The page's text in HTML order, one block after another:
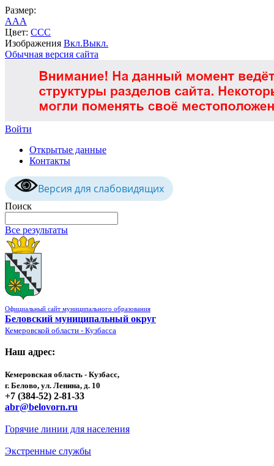
Размер:
AAA
Цвет: CCC
Изображения Вкл.Выкл.
Обычная версия сайта
Войти
Открытые данные
Контакты
Версия для слабовидящих
Поиск
Все результаты
Официальный сайт муниципального образования
Беловский муниципальный округ
Кемеровской области - Кузбасса
Наш адрес:
Кемеровская область - Кузбасс,
г. Белово, ул. Ленина, д. 10
+7 (384-52) 2-81-33
abr@belovorn.ru
Горячие линии для населения
Экстренные службы